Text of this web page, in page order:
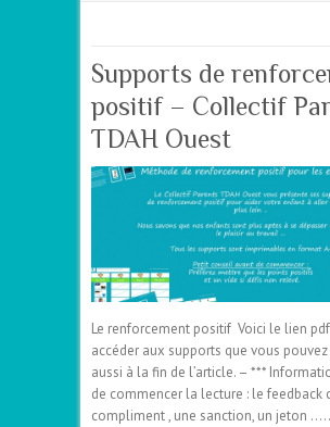
Supports de
positif – Collectif
TDAH Ouest
Le renforcement positif Voici le lien
accéder aux supports que vous
aussi à la fin de l’article. – ***
de commencer la lecture : le feedback
compliment , une sanction, un jeton